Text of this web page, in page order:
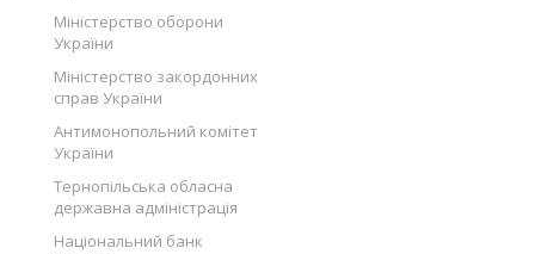
Міністерство оборони
України
Міністерство закордонних
справ України
Антимонопольний комітет
України
Тернопільська обласна
державна адміністрація
Національний банк